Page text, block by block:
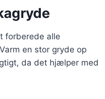
forberede alle
en stor gryde op
da det hjælper med